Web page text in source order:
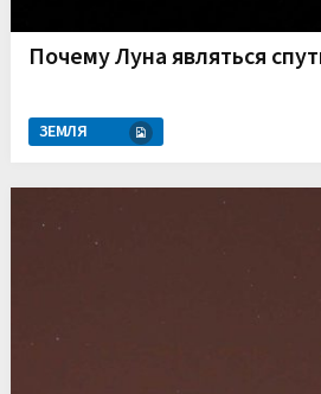
Почему Луна являться
ЗЕМЛЯ